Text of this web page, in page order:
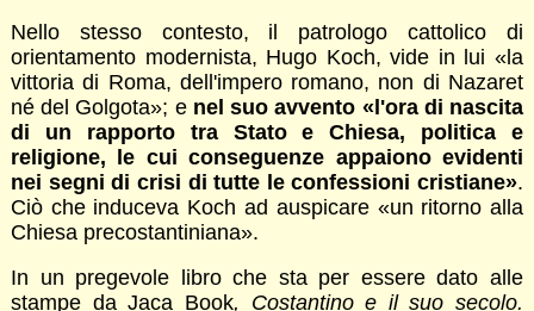
Nello stesso contesto, il patrologo cattolico di
orientamento modernista, Hugo Koch, vide in lui «la
vittoria di Roma, dell'impero romano, non di Nazaret
né del Golgota»; e nel suo avvento «l'ora di nascita
di un rapporto tra Stato e Chiesa, politica e
religione, le cui conseguenze appaiono evidenti
nei segni di crisi di tutte le confessioni cristiane».
Ciò che induceva Koch ad auspicare «un ritorno alla
Chiesa precostantiniana».
In un pregevole libro che sta per essere dato alle
stampe da Jaca Book, Costantino e il suo secolo.